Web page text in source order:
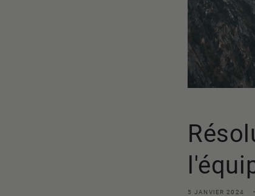
5 JANVIER 2024